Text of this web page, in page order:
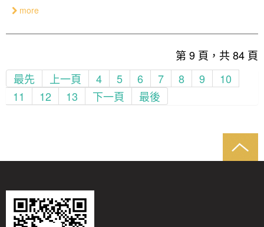
more
第 9 頁，共 84 頁
最先
上一頁 4 5 6 7 8 9
10
11
12 13 下一頁 最後